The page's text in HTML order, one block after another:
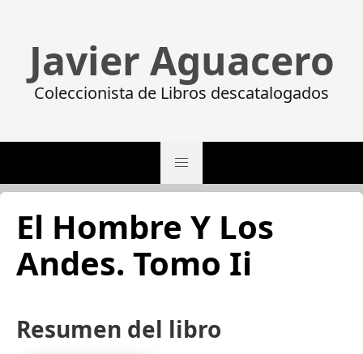
Javier Aguacero
Coleccionista de Libros descatalogados
El Hombre Y Los
Andes. Tomo Ii
Resumen del libro